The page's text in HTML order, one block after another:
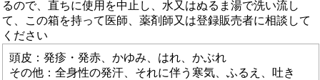
るので、直ちに使用を中止し、水又はぬるま湯で洗い流し
て、この箱を持って医師、薬剤師又は登録販売者に相談して
ください
頭皮：発疹・発赤、かゆみ、はれ、かぶれ
その他：全身性の発汗、それに伴う寒気、ふるえ、吐き